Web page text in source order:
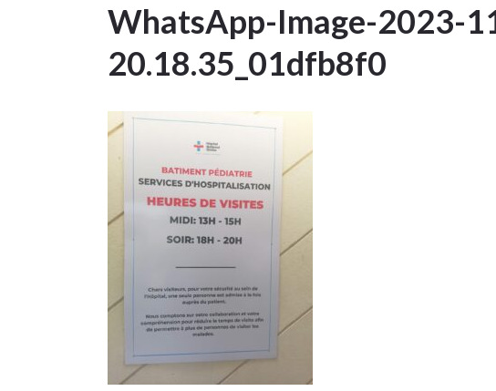
15
NOV
WhatsApp-Image-2023-
20.18.35_01dfb8f0